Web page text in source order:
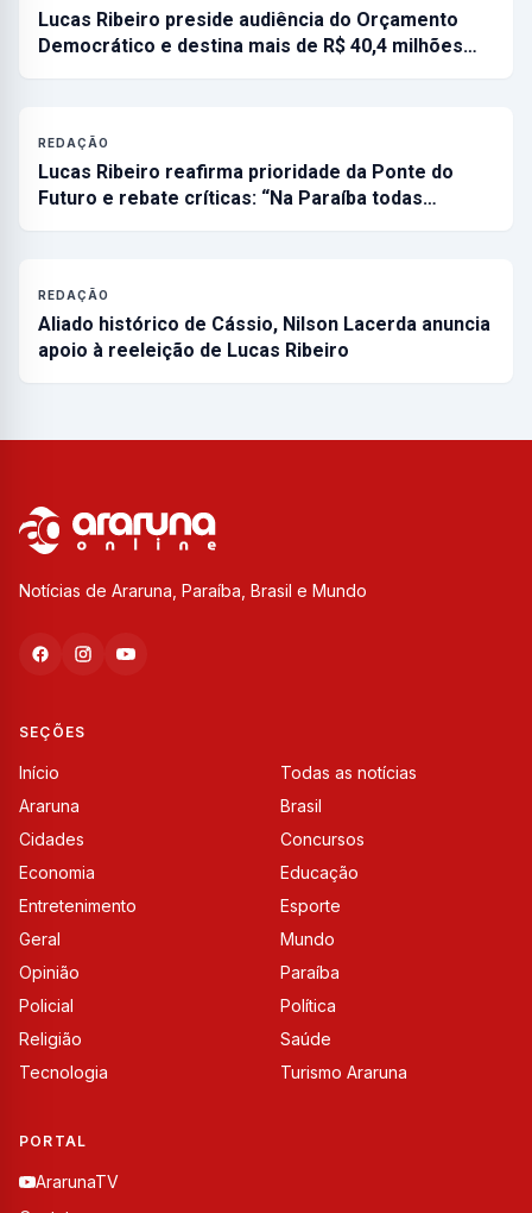
Lucas Ribeiro preside audiência do Orçamento
Democrático e destina mais de R$ 40,4 milhões…
REDAÇÃO
Lucas Ribeiro reafirma prioridade da Ponte do
Futuro e rebate críticas: “Na Paraíba todas…
REDAÇÃO
Aliado histórico de Cássio, Nilson Lacerda anuncia
apoio à reeleição de Lucas Ribeiro
Notícias de Araruna, Paraíba, Brasil e Mundo
SEÇÕES
Início
Todas as notícias
Araruna
Brasil
Cidades
Concursos
Economia
Educação
Entretenimento
Esporte
Geral
Mundo
Opinião
Paraíba
Policial
Política
Religião
Saúde
Tecnologia
Turismo Araruna
PORTAL
ArarunaTV